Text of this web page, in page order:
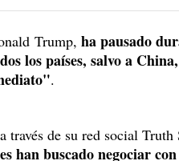
Trump, ha pausado
los países, salvo a
.
de su red social Truth
han buscado negociar